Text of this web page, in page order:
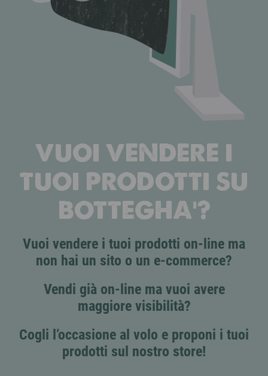
VUOI VENDERE I
TUOI PRODOTTI SU
BOTTEGHA'?
Vuoi vendere i tuoi prodotti on-line ma
non hai un sito o un e-commerce?
Vendi già on-line ma vuoi avere
maggiore visibilità?
Cogli l’occasione al volo e proponi i tuoi
prodotti sul nostro store!